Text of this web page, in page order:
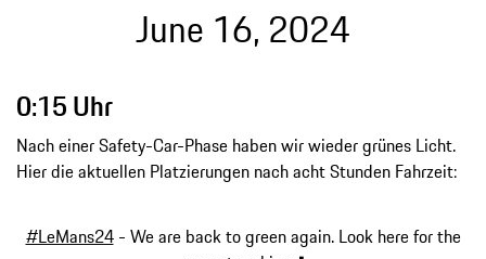
June 16, 2024
0:15 Uhr
Nach einer Safety-Car-Phase haben wir wieder grünes Licht.
Hier die aktuellen Platzierungen nach acht Stunden Fahrzeit:
#LeMans24- We are back to green again. Look here for the